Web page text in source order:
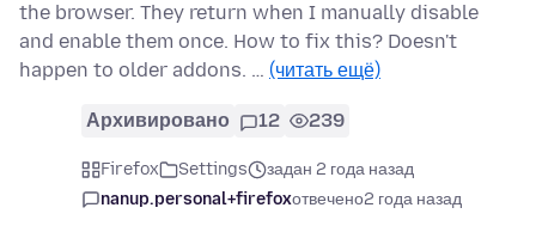
the browser. They return when I manually disable
and enable them once. How to fix this? Doesn't
happen to older addons. … (читать ещё)
Архивировано 12 239
Firefox Settings
задан 2 года назад
nanup.personal+firefoxотвечено2 года назад